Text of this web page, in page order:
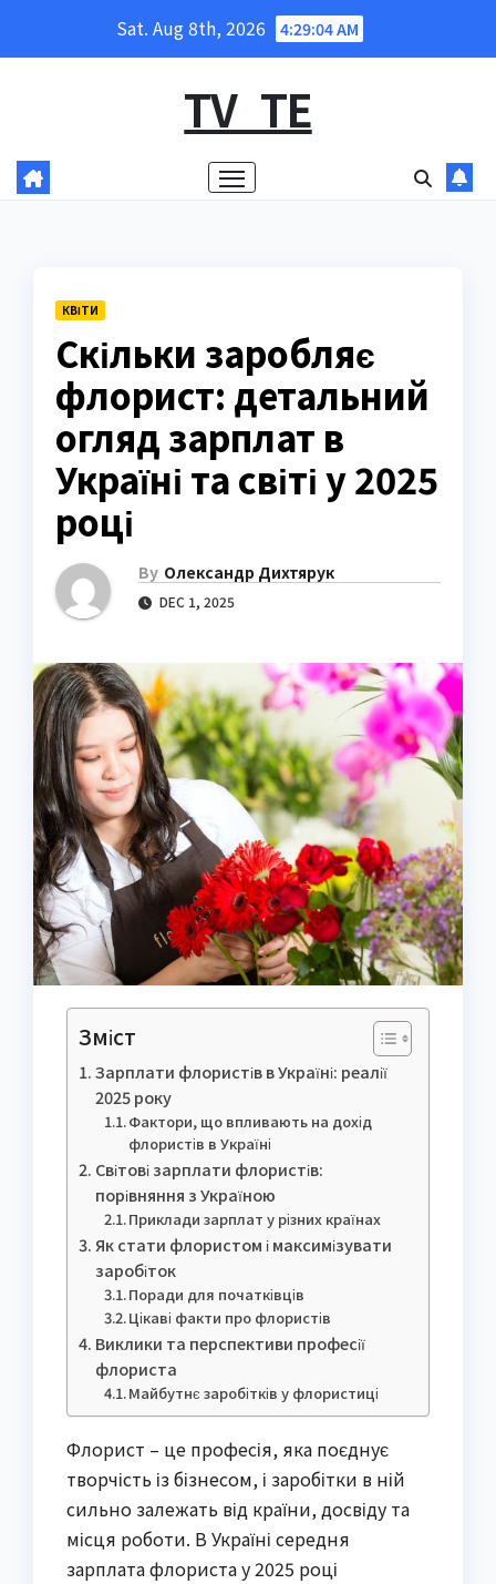
Sat. Aug 8th, 2026 4:29:05 AM
TV_TE
КВІТИ
Скільки заробляє
флорист: детальний
огляд зарплат в
Україні та світі у 2025
році
By Олександр Дихтярук
DEC 1, 2025
Зміст
Зарплати флористів в Україні: реалії
2025 року
Фактори, що впливають на дохід
флористів в Україні
Світові зарплати флористів:
порівняння з Україною
Приклади зарплат у різних країнах
Як стати флористом і максимізувати
заробіток
Поради для початківців
Цікаві факти про флористів
Виклики та перспективи професії
флориста
Майбутнє заробітків у флористиці
Флорист – це професія, яка поєднує
творчість із бізнесом, і заробітки в ній
сильно залежать від країни, досвіду та
місця роботи. В Україні середня
зарплата флориста у 2025 році